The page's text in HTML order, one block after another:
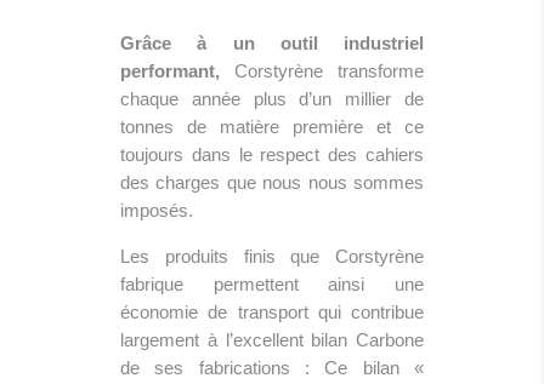
Grâce à un outil industriel
performant, Corstyrène transforme
chaque année plus d’un millier de
tonnes de matière première et ce
toujours dans le respect des cahiers
des charges que nous nous sommes
imposés.
Les produits finis que Corstyrène
fabrique permettent ainsi une
économie de transport qui contribue
largement à l’excellent bilan Carbone
de ses fabrications : Ce bilan «